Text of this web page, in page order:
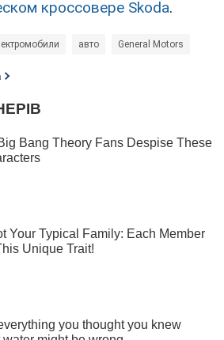
кроссовере Skoda.
авто General Motors